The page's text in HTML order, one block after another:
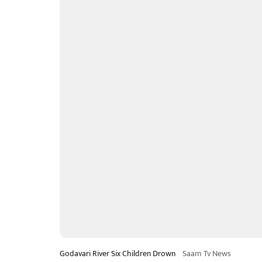
Godavari River Six Children Drown Saam Tv News